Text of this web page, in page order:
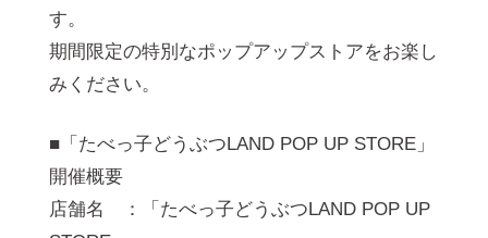
す。
期間限定の特別なポップアップストアをお楽し
みください。
■「たべっ子どうぶつLAND POP UP STORE」
開催概要
店舗名 ：「たべっ子どうぶつLAND POP UP